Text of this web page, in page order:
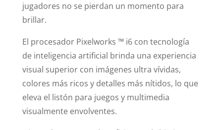
jugadores no se pierdan un momento para
brillar.
El procesador Pixelworks ™ i6 con tecnología
de inteligencia artificial brinda una experiencia
visual superior con imágenes ultra vívidas,
colores más ricos y detalles más nítidos, lo que
eleva el listón para juegos y multimedia
visualmente envolventes.